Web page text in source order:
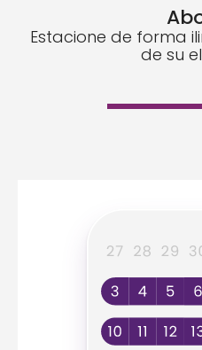
Estacione de forma
de su